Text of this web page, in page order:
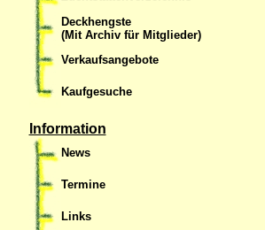
Deckhengste
(Mit Archiv für Mitglieder)
Verkaufsangebote
Kaufgesuche
Information
News
Termine
Links